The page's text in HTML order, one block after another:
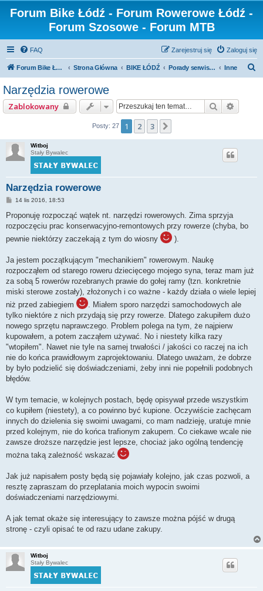
Forum Bike Łódź - Forum Rowerowe Łódź -
Forum Szosowe - Forum MTB
FAQ Zaloguj się
Zarejestruj się
Forum Bike Łódź - Forum Rowerowe Łódź - Forum Szosowe - Forum MTB Strona Główna BIKE ŁÓDŹ Porady serwisowe Inne
Narzędzia rowerowe
Zablokowany Szukaj
Posty: 27 1 2 3
Witboj
Stały Bywalec
Narzędzia rowerowe
P
s
14 lis 2016, 18:53
Proponuję rozpocząć wątek nt. narzędzi rowerowych. Zima sprzyja
rozpoczęciu prac konserwacyjno-remontowych przy rowerze (chyba, bo
pewnie niektórzy zaczekają z tym do wiosny
).
Ja jestem początkującym "mechanikiem" rowerowym. Naukę
rozpocząłem od starego roweru dziecięcego mojego syna, teraz mam już
za sobą 5 rowerów rozebranych prawie do gołej ramy (tzn. konkretnie
miski sterowe zostały), złożonych i co ważne - każdy działa o wiele lepiej
niż przed zabiegiem
. Miałem sporo narzędzi samochodowych ale
tylko niektóre z nich przydają się przy rowerze. Dlatego zakupiłem dużo
nowego sprzętu naprawczego. Problem polega na tym, że najpierw
kupowałem, a potem zacząłem używać. No i niestety kilka razy
"wtopiłem". Nawet nie tyle na samej trwałości / jakości co raczej na ich
nie do końca prawidłowym zaprojektowaniu. Dlatego uważam, że dobrze
by było podzielić się doświadczeniami, żeby inni nie popełnili podobnych
błędów.
W tym temacie, w kolejnych postach, będę opisywał przede wszystkim
co kupiłem (niestety), a co powinno być kupione. Oczywiście zachęcam
innych do dzielenia się swoimi uwagami, co mam nadzieję, uratuje mnie
przed kolejnym, nie do końca trafionym zakupem. Co ciekawe wcale nie
zawsze droższe narzędzie jest lepsze, chociaż jako ogólną tendencję
można taką zależność wskazać
Jak już napisałem posty będą się pojawiały kolejno, jak czas pozwoli, a
resztę zapraszam do przeplatania moich wypocin swoimi
doświadczeniami narzędziowymi.
A jak temat okaże się interesujący to zawsze można pójść w drugą
stronę - czyli opisać te od razu udane zakupy.
Witboj
Stały Bywalec